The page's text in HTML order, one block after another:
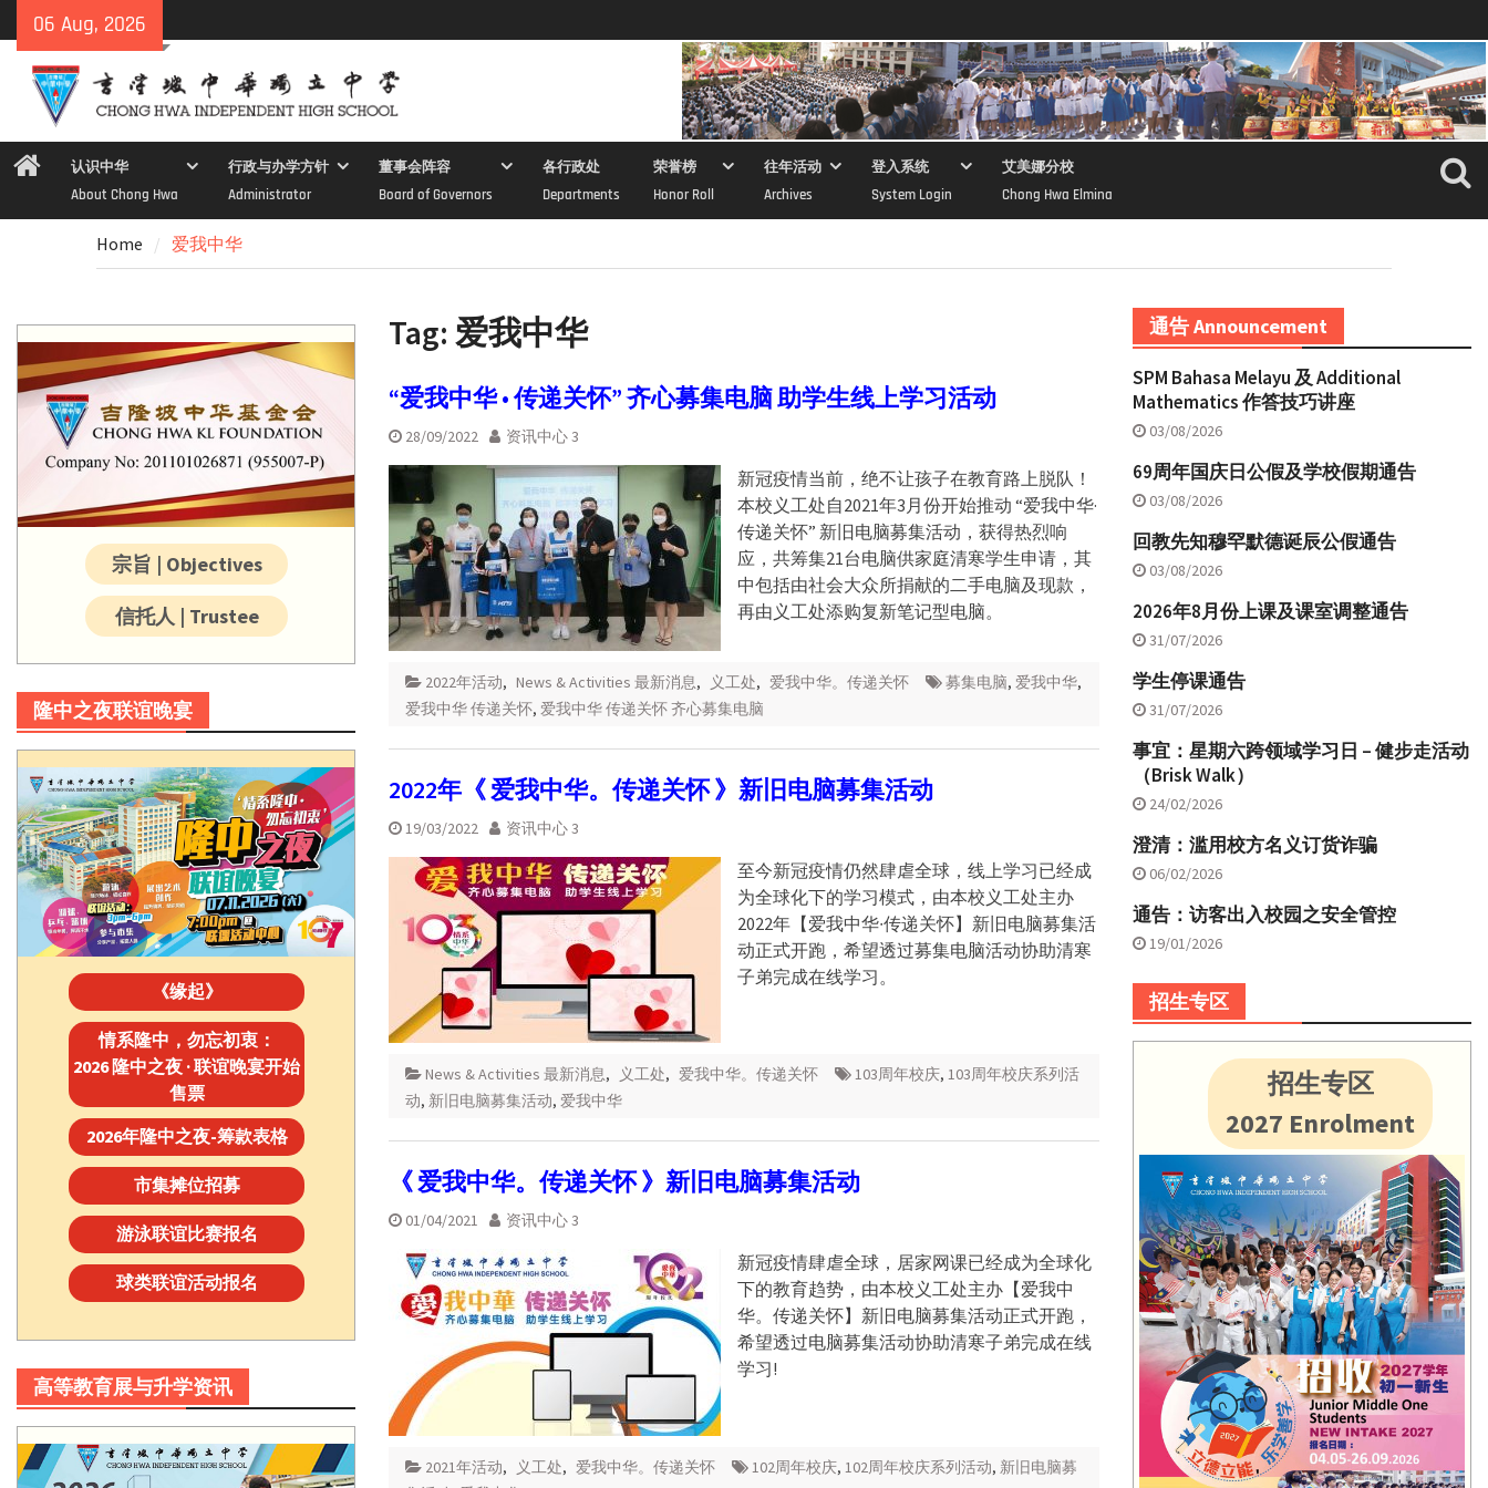
to
content
06 Aug, 2026
Home认识中华
About Chong Hwa
行政与办学方针
Administrator
董事会阵容
Board of Governors
各行政处
Departments
荣誉榜
Honor Roll
往年活动
Archives
登入系统
System Login
艾美娜分校
Chong Hwa Elmina
Home 爱我中华
Tag: 爱我中华
“爱我中华 • 传递关怀” 齐心募集电脑 助学生线上学习活动
28/09/2022 资讯中心 3
新冠疫情当前，绝不让孩子在教育路上脱队！
本校义工处自2021年3月份开始推动 “爱我中华·
传递关怀” 新旧电脑募集活动，获得热烈响
应，共筹集21台电脑供家庭清寒学生申请，其
中包括由社会大众所捐献的二手电脑及现款，
再由义工处添购复新笔记型电脑。
2022年活动, News & Activities 最新消息, 义工处, 爱我中华。传递关怀 募集电脑, 爱我中华,
爱我中华 传递关怀, 爱我中华 传递关怀 齐心募集电脑
2022年《 爱我中华。传递关怀 》新旧电脑募集活动
19/03/2022 资讯中心 3
至今新冠疫情仍然肆虐全球，线上学习已经成
为全球化下的学习模式，由本校义工处主办
2022年【爱我中华∙传递关怀】新旧电脑募集活
动正式开跑，希望透过募集电脑活动协助清寒
子弟完成在线学习。
News & Activities 最新消息, 义工处, 爱我中华。传递关怀 103周年校庆, 103周年校庆系列活
动, 新旧电脑募集活动, 爱我中华
《 爱我中华。传递关怀 》新旧电脑募集活动
01/04/2021 资讯中心 3
新冠疫情肆虐全球，居家网课已经成为全球化
下的教育趋势，由本校义工处主办【爱我中
华。传递关怀】新旧电脑募集活动正式开跑，
希望透过电脑募集活动协助清寒子弟完成在线
学习!
2021年活动, 义工处, 爱我中华。传递关怀 102周年校庆, 102周年校庆系列活动, 新旧电脑募
通告 Announcement
SPM Bahasa Melayu 及 Additional
Mathematics 作答技巧讲座
03/08/2026
69周年国庆日公假及学校假期通告
03/08/2026
回教先知穆罕默德诞辰公假通告
03/08/2026
2026年8月份上课及课室调整通告
31/07/2026
学生停课通告
31/07/2026
事宜：星期六跨领域学习日 – 健步走活动
（Brisk Walk）
24/02/2026
澄清：滥用校方名义订货诈骗
06/02/2026
通告：访客出入校园之安全管控
19/01/2026
招生专区
招生专区
2027 Enrolment
宗旨 | Objectives
信托人 | Trustee
隆中之夜联谊晚宴
《缘起》
情系隆中，勿忘初衷：
2026 隆中之夜 · 联谊晚宴开始
售票
2026年隆中之夜-筹款表格
市集摊位招募
游泳联谊比赛报名
球类联谊活动报名
高等教育展与升学资讯